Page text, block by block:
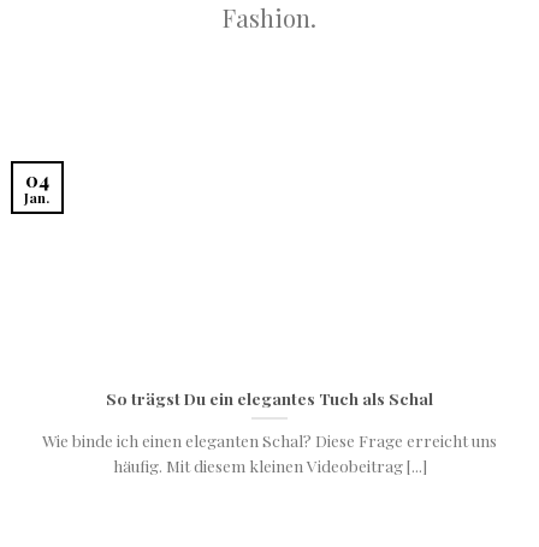
Fashion.
So trägst Du ein elegantes Tuch als Schal
Wie binde ich einen eleganten Schal? Diese Frage erreicht uns
häufig. Mit diesem kleinen Videobeitrag [...]
04
Jan.